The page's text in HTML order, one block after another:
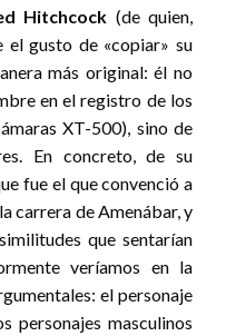
Hitchcock (de quien,
el gusto de «copiar» su
más original: él no
en el registro de los
XT-500), sino de
En concreto, de su
fue el que convenció a
carrera de Amenábar, y
que sentarían
veríamos en la
el personaje
personajes masculinos